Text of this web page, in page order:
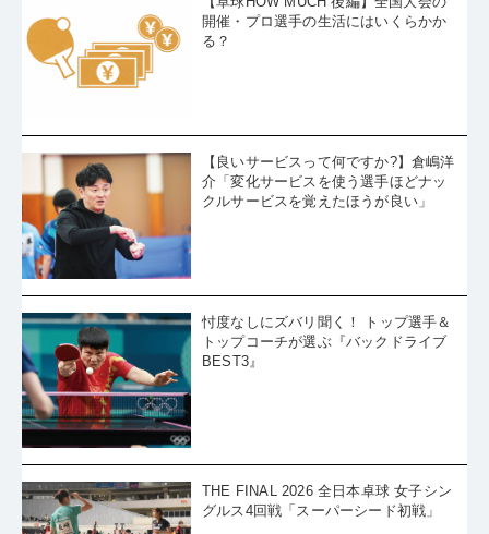
開催・プロ選手の生活にはいくらかか
る？
【良いサービスって何ですか?】倉嶋洋
介「変化サービスを使う選手ほどナッ
クルサービスを覚えたほうが良い」
忖度なしにズバリ聞く！ トップ選手＆
トップコーチが選ぶ『バックドライブ
BEST3』
THE FINAL 2026 全日本卓球 女子シン
グルス4回戦「スーパーシード初戦」